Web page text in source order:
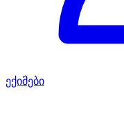
ექიმები